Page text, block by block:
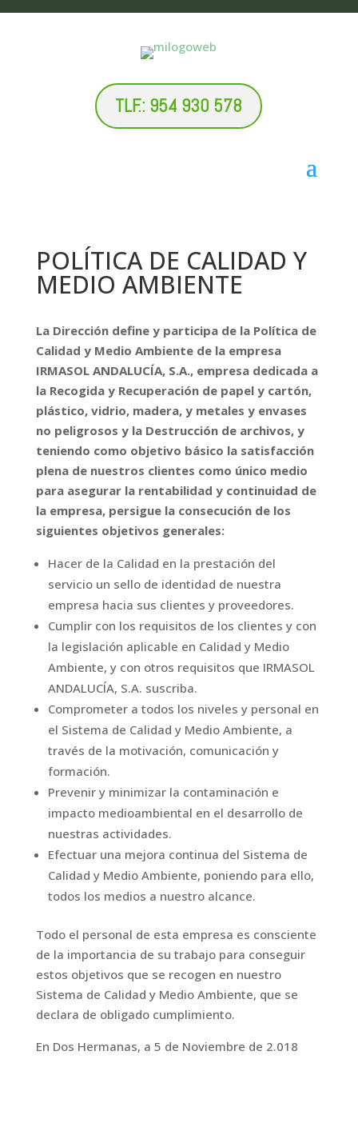
TLF.: 954 930 578
POLÍTICA DE CALIDAD Y
MEDIO AMBIENTE
La Dirección define y participa de la Política de
Calidad y Medio Ambiente de la empresa
IRMASOL ANDALUCÍA, S.A., empresa dedicada a
la Recogida y Recuperación de papel y cartón,
plástico, vidrio, madera, y metales y envases
no peligrosos y la Destrucción de archivos, y
teniendo como objetivo básico la satisfacción
plena de nuestros clientes como único medio
para asegurar la rentabilidad y continuidad de
la empresa, persigue la consecución de los
siguientes objetivos generales:
Hacer de la Calidad en la prestación del
servicio un sello de identidad de nuestra
empresa hacia sus clientes y proveedores.
Cumplir con los requisitos de los clientes y con
la legislación aplicable en Calidad y Medio
Ambiente, y con otros requisitos que IRMASOL
ANDALUCÍA, S.A. suscriba.
Comprometer a todos los niveles y personal en
el Sistema de Calidad y Medio Ambiente, a
través de la motivación, comunicación y
formación.
Prevenir y minimizar la contaminación e
impacto medioambiental en el desarrollo de
nuestras actividades.
Efectuar una mejora continua del Sistema de
Calidad y Medio Ambiente, poniendo para ello,
todos los medios a nuestro alcance.
Todo el personal de esta empresa es consciente
de la importancia de su trabajo para conseguir
estos objetivos que se recogen en nuestro
Sistema de Calidad y Medio Ambiente, que se
declara de obligado cumplimiento.
En Dos Hermanas, a 5 de Noviembre de 2.018